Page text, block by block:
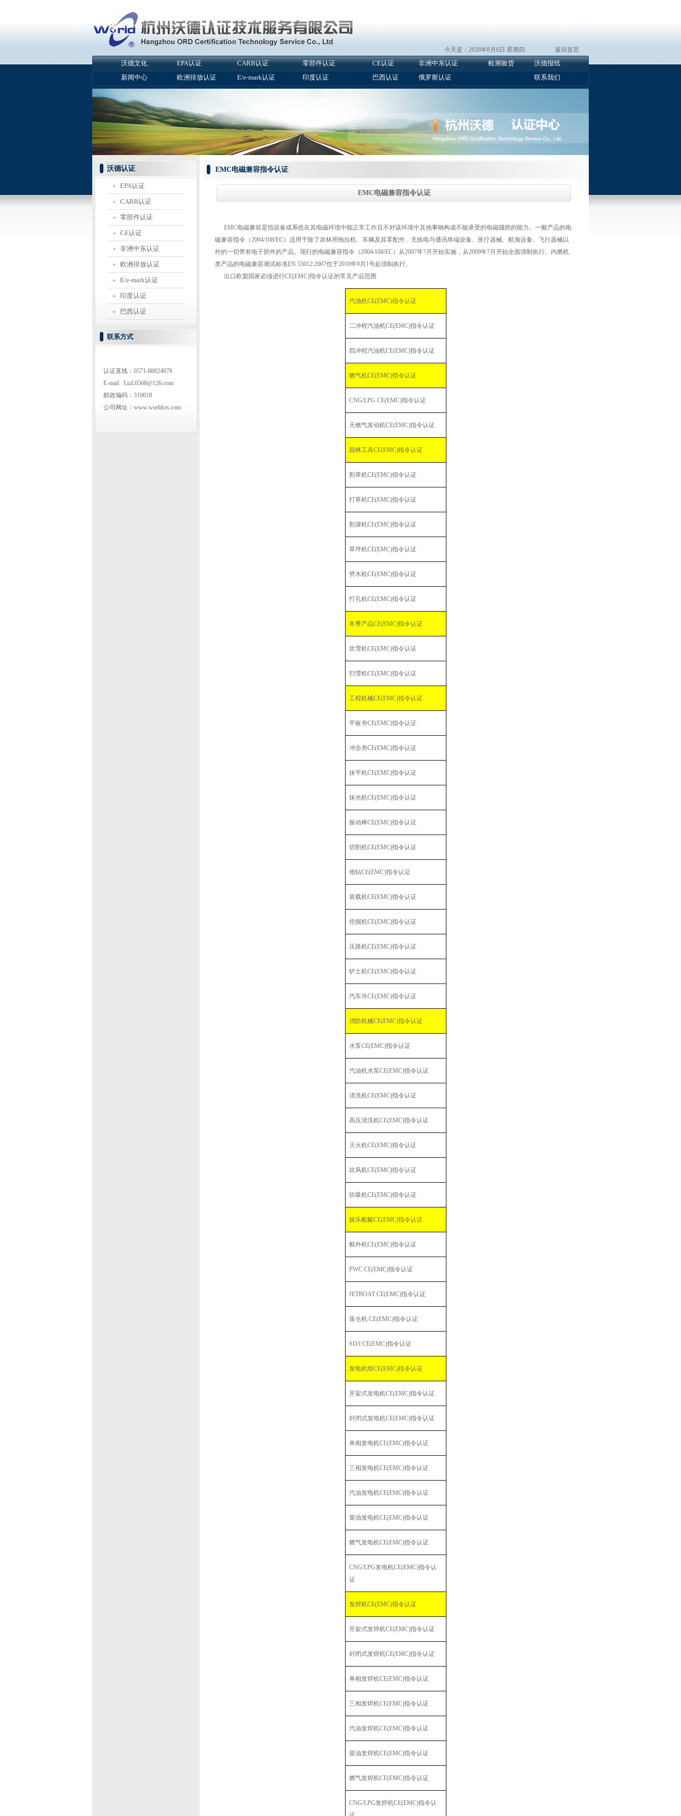
今天是：2026年8月6日 星期四 返回首页
沃德文化 EPA认证 CARB认证 零部件认证 CE认证 非洲中东认证 检测验货
沃德报纸
新闻中心
欧洲排放认证 E/e-mark认证 印度认证 巴西认证 俄罗斯认证 联系我们
沃德认证
EPA认证
CARB认证
零部件认证
CE认证
非洲中东认证
欧洲排放认证
E/e-mark认证
印度认证
巴西认证
联系方式
认证直线：0571-88024878
E-mail : LizL0568@126.com
邮政编码：310018
公司网址：www.worldcts.com
EMC电磁兼容指令认证
EMC电磁兼容指令认证
EMC电磁兼容是指设备或系统在其电磁环境中能正常工作且不对该环境中其他事物构成不能承受的电磁骚扰的能力。一般产品的电
磁兼容指令（2004/108/EC）适用于除了农林用拖拉机、车辆及其零配件、无线电与通讯终端设备、医疗器械、航海设备、飞行器械以
外的一切带有电子部件的产品。现行的电磁兼容指令（2004/108/EC）从2007年7月开始实施，从2009年7月开始全面强制执行。内燃机
类产品的电磁兼容测试标准EN 55012:2007也于2010年9月1号起强制执行。
出口欧盟国家必须进行CE(EMC)指令认证的常见产品范围
汽油机CE(EMC)指令认证
二冲程汽油机CE(EMC)指令认证
四冲程汽油机CE(EMC)指令认证
燃气机CE(EMC)指令认证
CNG/LPG CE(EMC)指令认证
天燃气发动机CE(EMC)指令认证
园林工具CE(EMC)指令认证
割草机CE(EMC)指令认证
打草机CE(EMC)指令认证
割灌机CE(EMC)指令认证
草坪机CE(EMC)指令认证
劈木机CE(EMC)指令认证
打孔机CE(EMC)指令认证
冬季产品CE(EMC)指令认证
吹雪机CE(EMC)指令认证
扫雪机CE(EMC)指令认证
工程机械CE(EMC)指令认证
平板夯CE(EMC)指令认证
冲击夯CE(EMC)指令认证
抹平机CE(EMC)指令认证
抹光机CE(EMC)指令认证
振动棒CE(EMC)指令认证
切割机CE(EMC)指令认证
地钻CE(EMC)指令认证
装载机CE(EMC)指令认证
挖掘机CE(EMC)指令认证
压路机CE(EMC)指令认证
铲土机CE(EMC)指令认证
汽车吊CE(EMC)指令认证
消防机械CE(EMC)指令认证
水泵CE(EMC)指令认证
汽油机水泵CE(EMC)指令认证
清洗机CE(EMC)指令认证
高压清洗机CE(EMC)指令认证
灭火机CE(EMC)指令认证
吹风机CE(EMC)指令认证
吹吸机CE(EMC)指令认证
娱乐船艇CE(EMC)指令认证
舷外机CE(EMC)指令认证
PWC CE(EMC)指令认证
JETBOAT CE(EMC)指令认证
落仓机CE(EMC)指令认证
SD/I CE(EMC)指令认证
发电机组CE(EMC)指令认证
开架式发电机CE(EMC)指令认证
封闭式发电机CE(EMC)指令认证
单相发电机CE(EMC)指令认证
三相发电机CE(EMC)指令认证
汽油发电机CE(EMC)指令认证
柴油发电机CE(EMC)指令认证
燃气发电机CE(EMC)指令认证
CNG/LPG发电机CE(EMC)指令认
证
发焊机CE(EMC)指令认证
开架式发焊机CE(EMC)指令认证
封闭式发焊机CE(EMC)指令认证
单相发焊机CE(EMC)指令认证
三相发焊机CE(EMC)指令认证
汽油发焊机CE(EMC)指令认证
柴油发焊机CE(EMC)指令认证
燃气发焊机CE(EMC)指令认证
CNG/LPG发焊机CE(EMC)指令认